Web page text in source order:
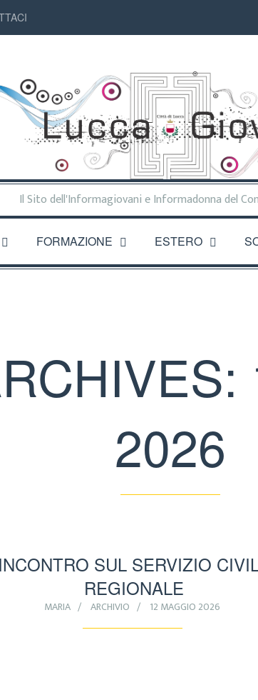
Il Sito dell'Informagiovani e Informadonna del
FORMAZIONE ESTERO
2026
INCONTRO SUL SERVIZIO
REGIONALE
MARIA ARCHIVIO 12 MAGGIO 2026